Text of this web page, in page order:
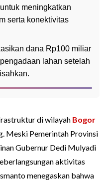
meningkatkan
serta konektivitas
dana Rp100 miliar
lahan setelah
di wilayah Bogor
Meski Pemerintah Provinsi
Gubernur Dedi Mulyadi
aktivitas
menegaskan bahwa